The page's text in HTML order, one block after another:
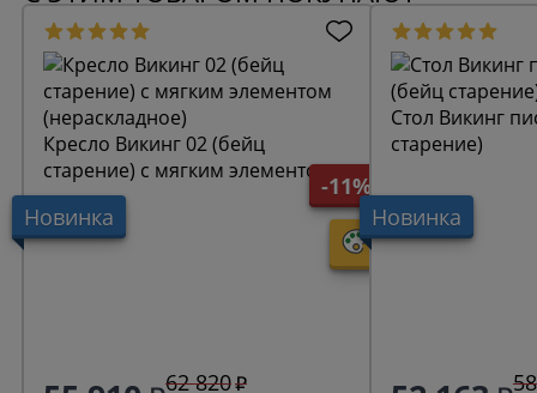
Новинка
-11%
Кресло Викинг 02 (бейц
старение) с мягким элементом
(нераскладное)
62 820
Новинка
Стол Викинг
старение)